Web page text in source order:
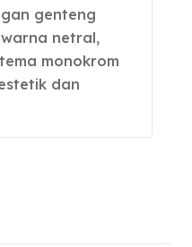
warna netral,
monokrom
dan